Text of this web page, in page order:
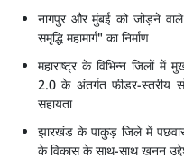
नागपुर और मुंबई को जोड़ने वाले
समृद्धि महामार्ग" का निर्माण
महाराष्ट्र के विभिन्न जिलों में
2.0 के अंतर्गत फीडर-स्तरीय
सहायता
झारखंड के पाकुड़ जिले में
के विकास के साथ-साथ खनन